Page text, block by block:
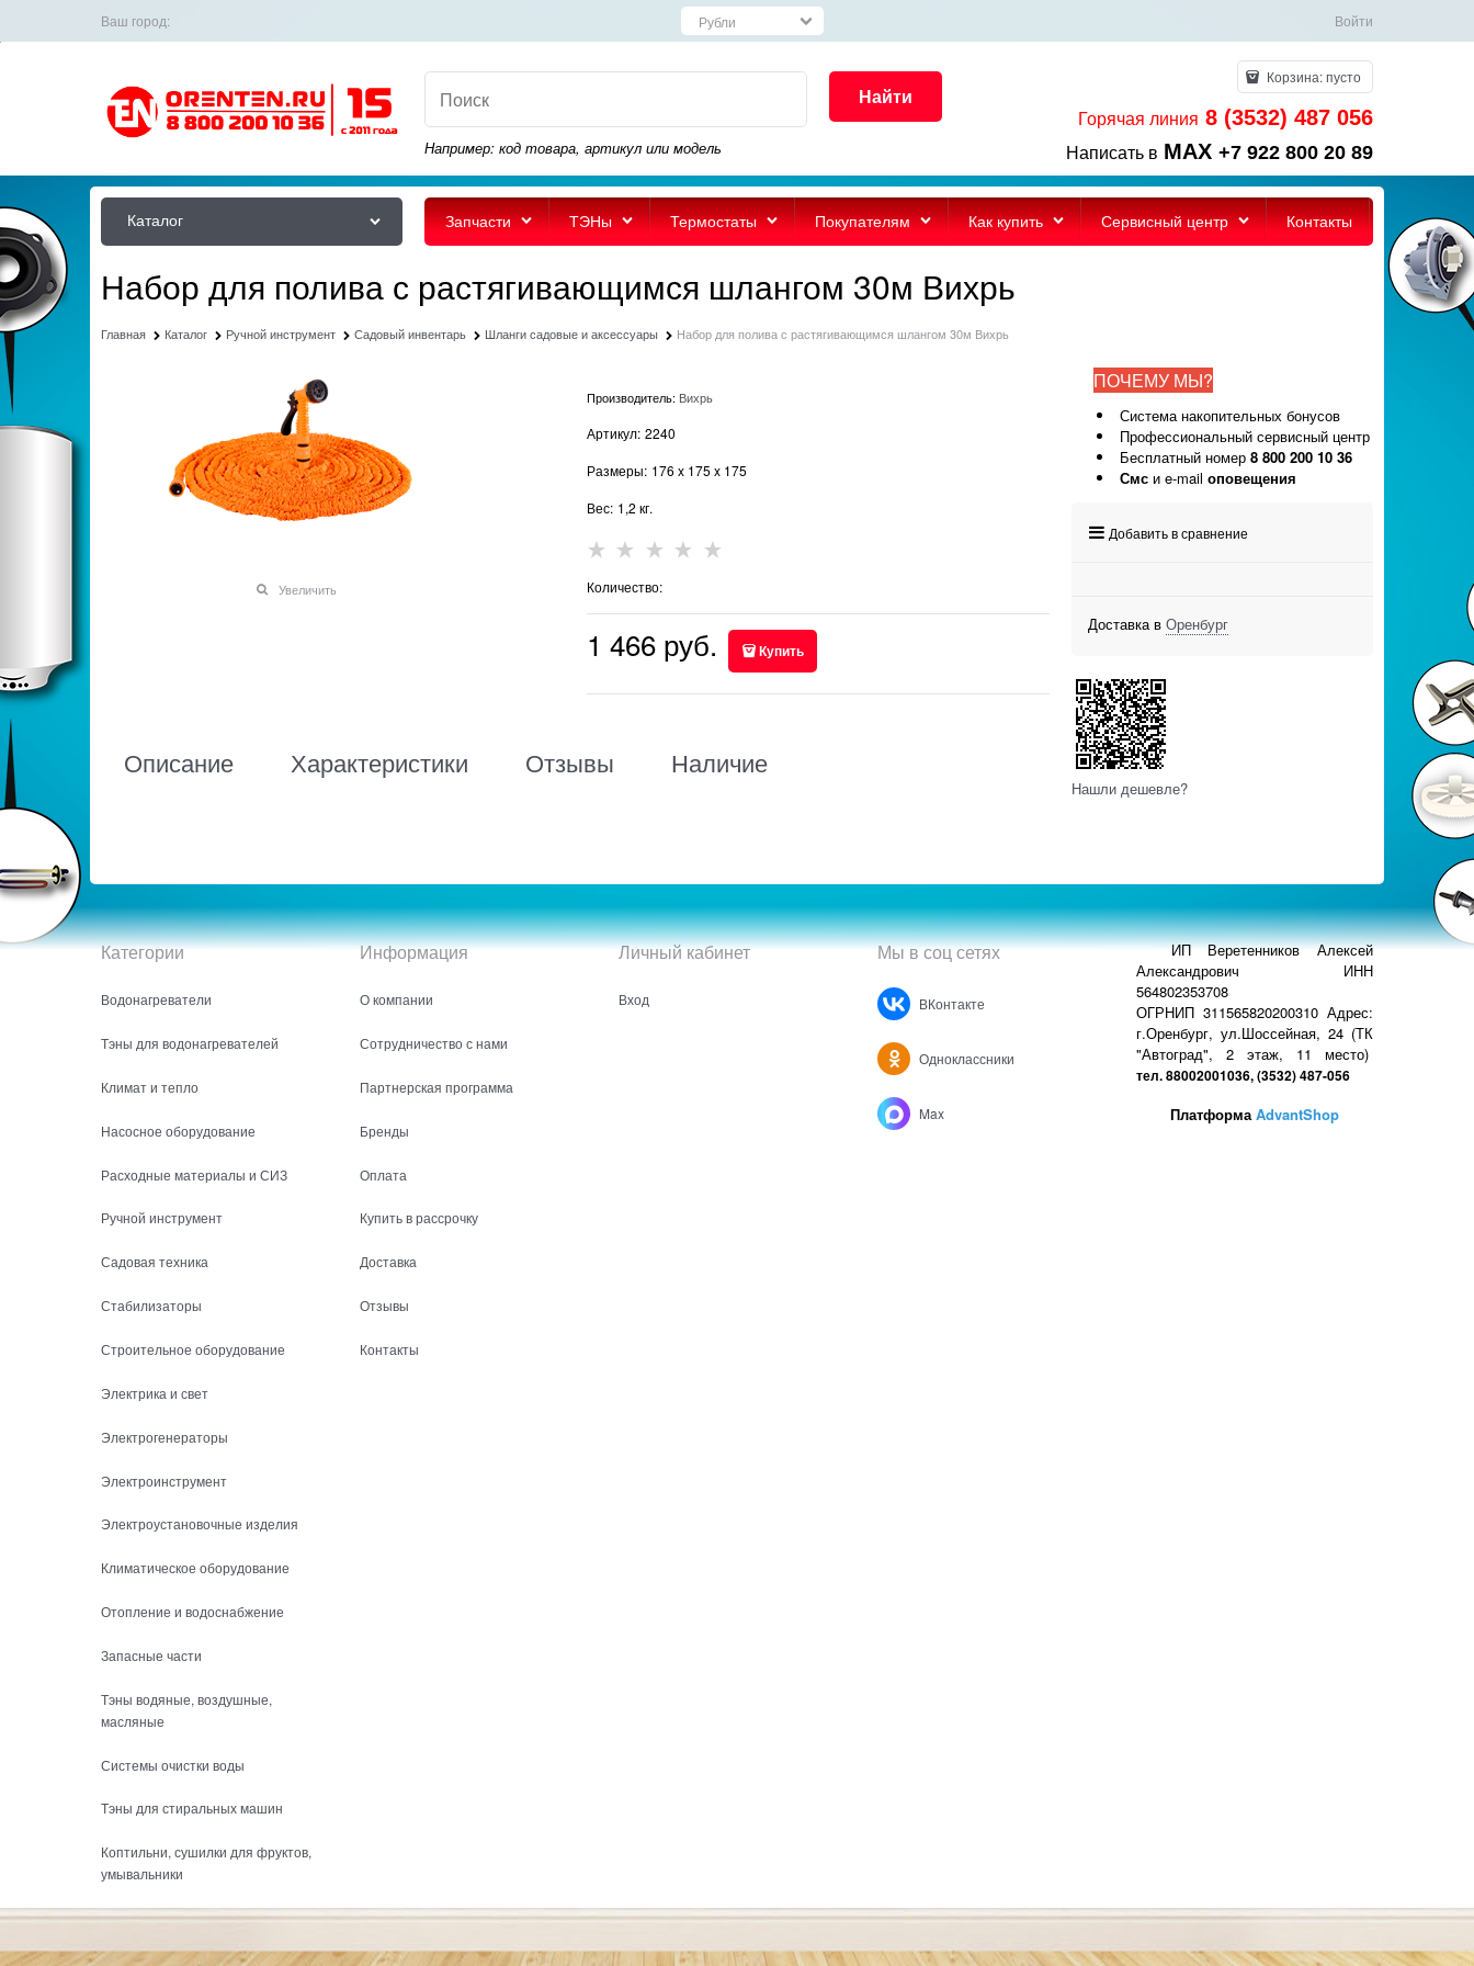
Ваш город: Войти
Найти
Например: код товара, артикул или модель
Корзина:пусто
Горячая линия 8 (3532) 487 056
Написать в MAX +7 922 800 20 89
Каталог Запчасти ТЭНы Термостаты Покупателям Как купить Сервисный центр Контакты
Набор для полива с растягивающимся шлангом 30м Вихрь
Главная Каталог Ручной инструмент Садовый инвентарь Шланги садовые и аксессуары Набор для полива с растягивающимся шлангом 30м Вихрь
Увеличить
Производитель: Вихрь
Артикул: 2240
Размеры: 176 x 175 x 175
Вес: 1,2 кг.
Количество:
1 466 руб. Купить
Описание Характеристики Отзывы Наличие
ПОЧЕМУ МЫ?
Система накопительных бонусов
Профессиональный сервисный центр
Бесплатный номер 8 800 200 10 36
Смс и e-mail оповещения
Добавить в сравнение
Доставка в Оренбург
Нашли дешевле?
Категории
Водонагреватели
Тэны для водонагревателей
Климат и тепло
Насосное оборудование
Расходные материалы и СИЗ
Ручной инструмент
Садовая техника
Стабилизаторы
Строительное оборудование
Электрика и свет
Электрогенераторы
Электроинструмент
Электроустановочные изделия
Климатическое оборудование
Отопление и водоснабжение
Запасные части
Тэны водяные, воздушные,
масляные
Системы очистки воды
Тэны для стиральных машин
Коптильни, сушилки для фруктов,
умывальники
Информация
О компании
Сотрудничество с нами
Партнерская программа
Бренды
Оплата
Купить в рассрочку
Доставка
Отзывы
Контакты
Личный кабинет
Вход
Мы в соц сетях
ВКонтакте
Одноклассники
Max
ИП Веретенников Алексей
Александрович ИНН
564802353708
ОГРНИП 311565820200310 Адрес:
г.Оренбург, ул.Шоссейная, 24 (ТК
"Автоград", 2 этаж, 11 место)
тел. 88002001036, (3532) 487-056
ПлатформаAdvantShop